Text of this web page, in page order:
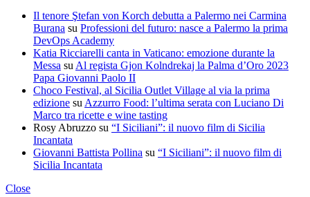
Il tenore Ştefan von Korch debutta a Palermo nei Carmina
Burana su Professioni del futuro: nasce a Palermo la prima
DevOps Academy
Katia Ricciarelli canta in Vaticano: emozione durante la
Messa su Al regista Gjon Kolndrekaj la Palma d’Oro 2023
Papa Giovanni Paolo II
Choco Festival, al Sicilia Outlet Village al via la prima
edizione su Azzurro Food: l’ultima serata con Luciano Di
Marco tra ricette e wine tasting
Rosy Abruzzo su “I Siciliani”: il nuovo film di Sicilia
Incantata
Giovanni Battista Pollina su “I Siciliani”: il nuovo film di
Sicilia Incantata
Close